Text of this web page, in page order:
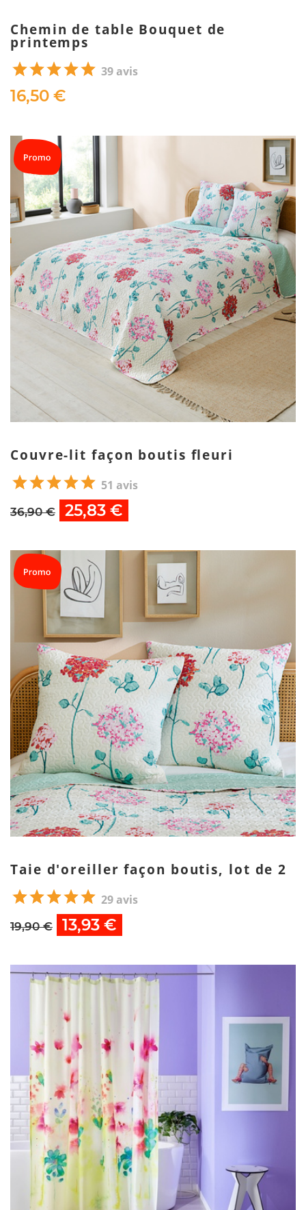
Chemin de table Bouquet de
printemps
39 avis
16,50 €
Couvre-lit façon boutis fleuri
51 avis
36,90 € 25,83 €
Taie d'oreiller façon boutis, lot de 2
29 avis
19,90 € 13,93 €